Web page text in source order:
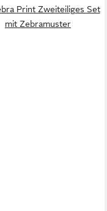
Print Zweiteiliges Set
mit Zebramuster